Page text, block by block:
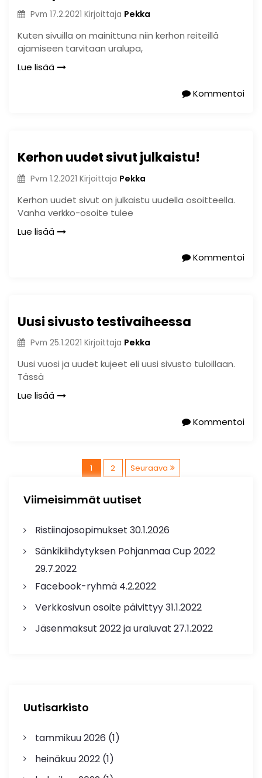
Pvm 17.2.2021 Kirjoittaja Pekka
Kuten sivuilla on mainittuna niin kerhon reiteillä
ajamiseen tarvitaan uralupa,
Lue lisää
Kommentoi
Kerhon uudet sivut julkaistu!
Pvm 1.2.2021 Kirjoittaja Pekka
Kerhon uudet sivut on julkaistu uudella osoitteella.
Vanha verkko-osoite tulee
Lue lisää
Kommentoi
Uusi sivusto testivaiheessa
Pvm 25.1.2021 Kirjoittaja Pekka
Uusi vuosi ja uudet kujeet eli uusi sivusto tuloillaan.
Tässä
Lue lisää
Kommentoi
A
r
t
i
k
k
e
1 2 Seuraava
Viimeisimmät uutiset
Ristiinajosopimukset 30.1.2026
Sänkikiihdytyksen Pohjanmaa Cup 2022
29.7.2022
Facebook-ryhmä 4.2.2022
Verkkosivun osoite päivittyy31.1.2022
Jäsenmaksut 2022 ja uraluvat 27.1.2022
Uutisarkisto
tammikuu 2026 (1)
heinäkuu 2022(1)